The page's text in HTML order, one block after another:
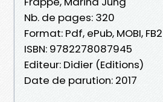
Nb. de pages: 320
Format: Pdf, ePub, MOBI, FB2
ISBN: 9782278087945
Editeur: Didier (Editions)
Date de parution: 2017